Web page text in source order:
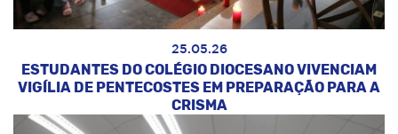
25.05.26
ESTUDANTES DO COLÉGIO DIOCESANO VIVENCIAM
VIGÍLIA DE PENTECOSTES EM PREPARAÇÃO PARA A
CRISMA